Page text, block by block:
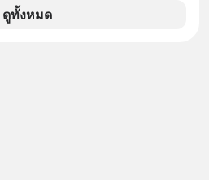
าง ควรดู ตรงไหน ทำอย่างไร ถึง
เรา แล้วเราควรรู้ข้อมูลอะไร
ดูทั้งหมด